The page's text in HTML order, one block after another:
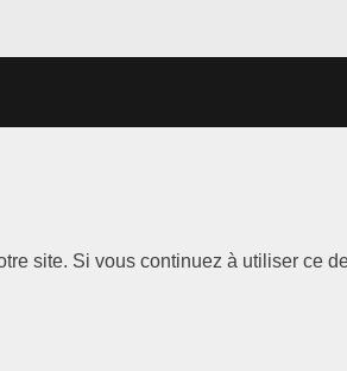
site. Si vous continuez à utiliser ce